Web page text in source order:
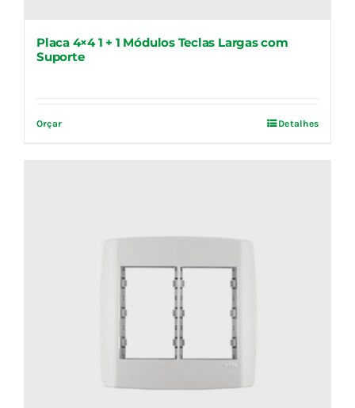
Placa 4×4 1 + 1 Módulos Teclas Largas com
Suporte
Orçar Detalhes